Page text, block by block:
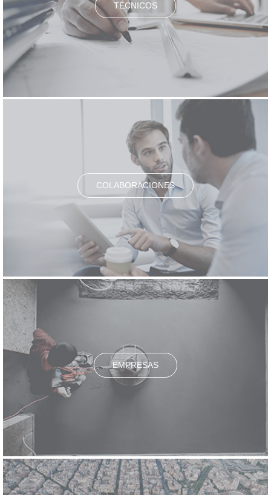
TÉCNICOS
COLABORACIONES
EMPRESAS